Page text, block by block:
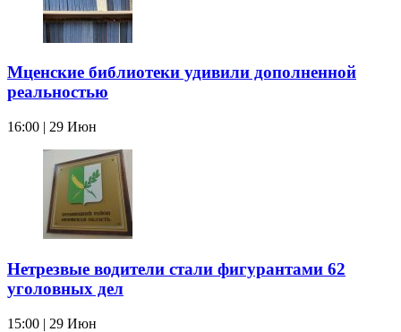
Мценские библиотеки удивили дополненной
реальностью
16:00 | 29 Июн
Нетрезвые водители стали фигурантами 62
уголовных дел
15:00 | 29 Июн